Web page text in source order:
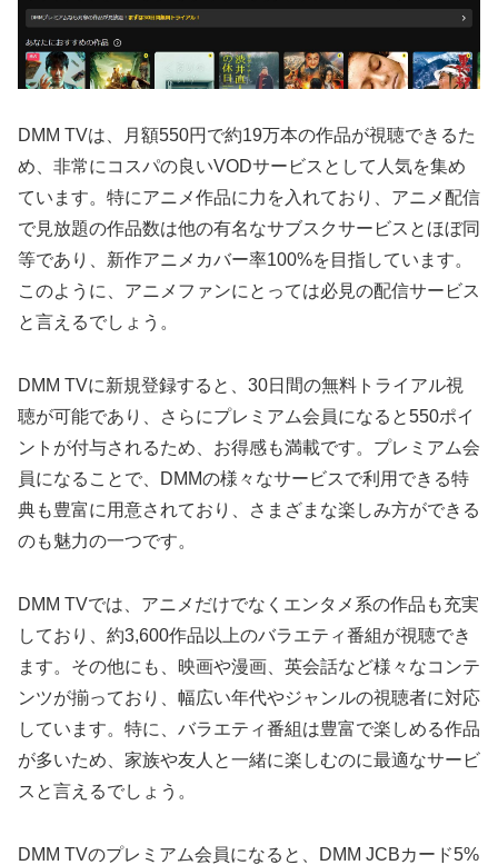
DMM TVは、月額550円で約19万本の作品が視聴できるた
め、非常にコスパの良いVODサービスとして人気を集め
ています。特にアニメ作品に力を入れており、アニメ配信
で見放題の作品数は他の有名なサブスクサービスとほぼ同
等であり、新作アニメカバー率100%を目指しています。
このように、アニメファンにとっては必見の配信サービス
と言えるでしょう。
DMM TVに新規登録すると、30日間の無料トライアル視
聴が可能であり、さらにプレミアム会員になると550ポイ
ントが付与されるため、お得感も満載です。プレミアム会
員になることで、DMMの様々なサービスで利用できる特
典も豊富に用意されており、さまざまな楽しみ方ができる
のも魅力の一つです。
DMM TVでは、アニメだけでなくエンタメ系の作品も充実
しており、約3,600作品以上のバラエティ番組が視聴でき
ます。その他にも、映画や漫画、英会話など様々なコンテ
ンツが揃っており、幅広い年代やジャンルの視聴者に対応
しています。特に、バラエティ番組は豊富で楽しめる作品
が多いため、家族や友人と一緒に楽しむのに最適なサービ
スと言えるでしょう。
DMM TVのプレミアム会員になると、DMM JCBカード5%